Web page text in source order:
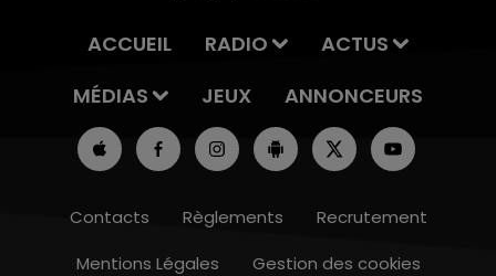
ACCUEIL RADIO
ACTUS
MÉDIAS
JEUX ANNONCEURS
Contacts Règlements
Recrutement
Mentions Légales
Gestion des cookies